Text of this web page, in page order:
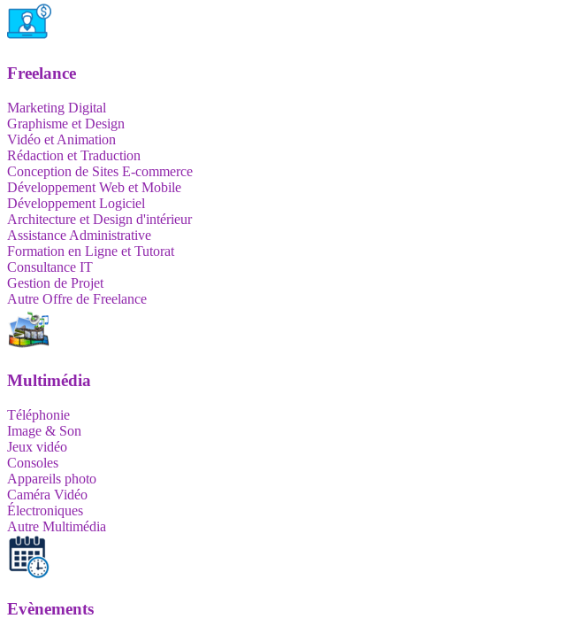
Freelance
Marketing Digital
Graphisme et Design
Vidéo et Animation
Rédaction et Traduction
Conception de Sites E-commerce
Développement Web et Mobile
Développement Logiciel
Architecture et Design d'intérieur
Assistance Administrative
Formation en Ligne et Tutorat
Consultance IT
Gestion de Projet
Autre Offre de Freelance
Multimédia
Téléphonie
Image & Son
Jeux vidéo
Consoles
Appareils photo
Caméra Vidéo
Électroniques
Autre Multimédia
Evènements